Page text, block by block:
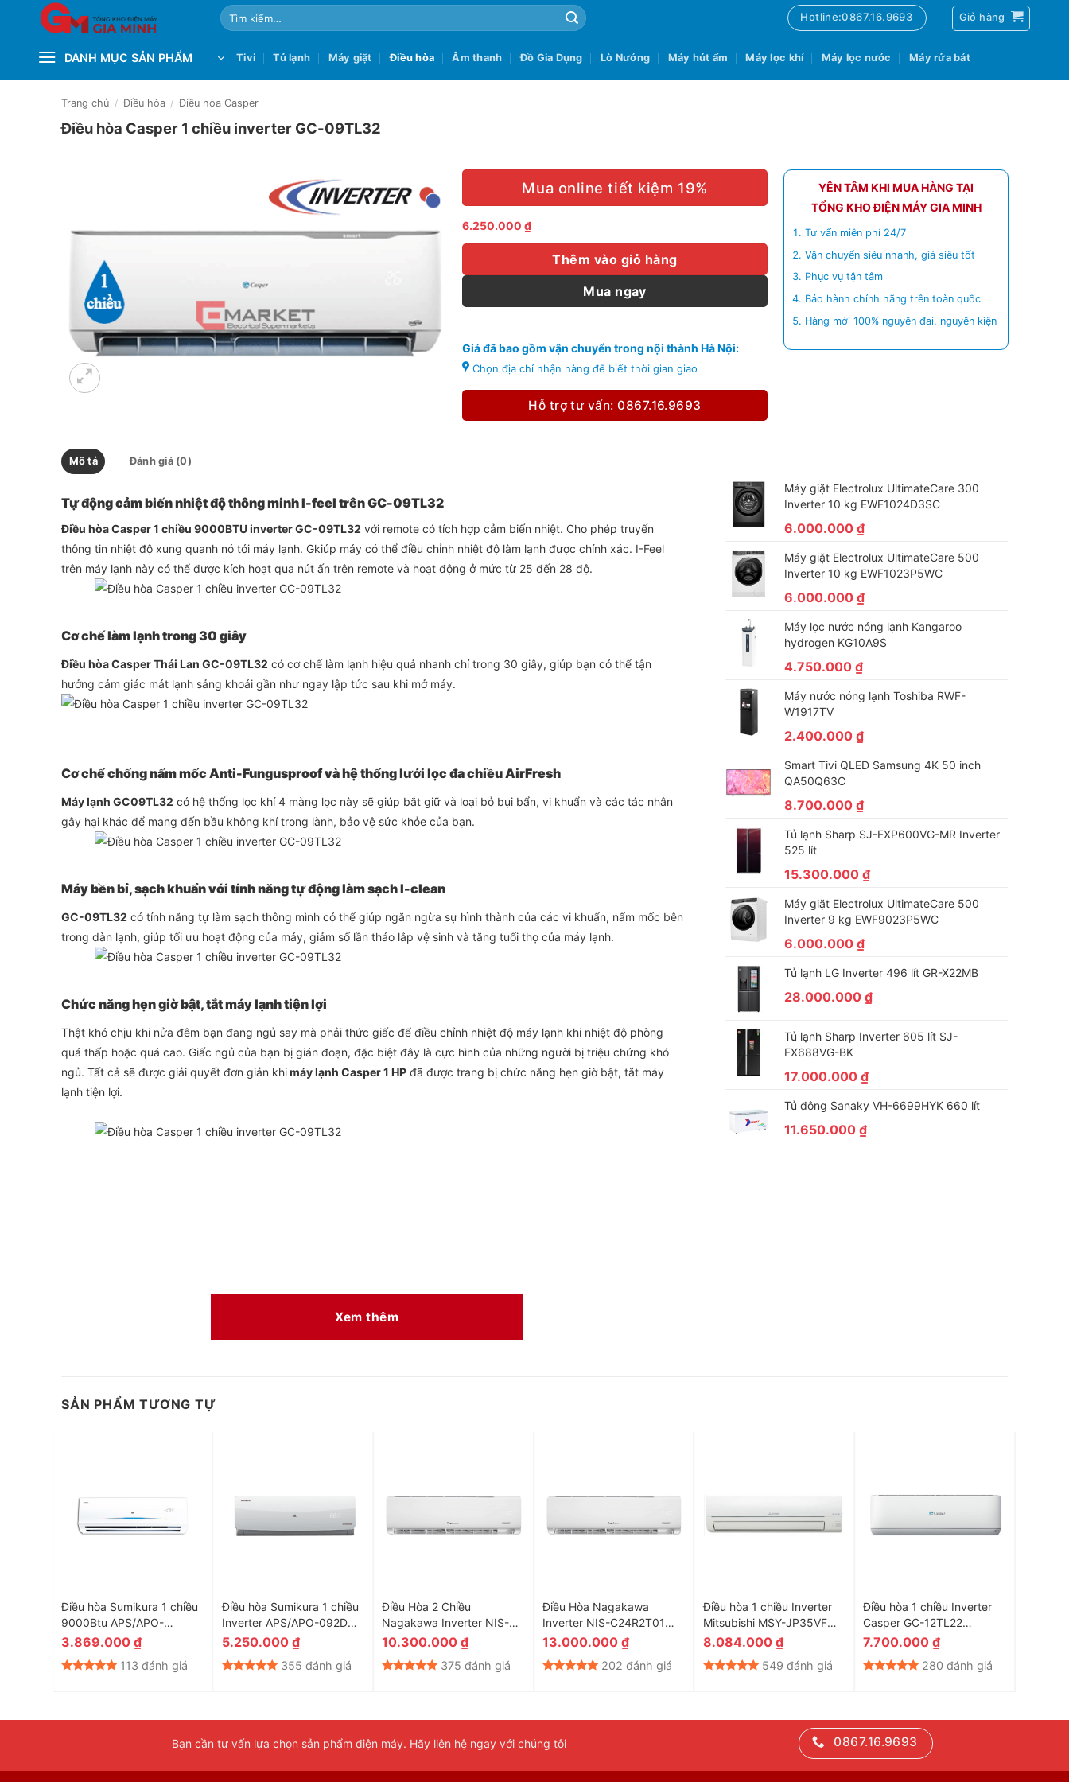
Tìm
kiếm:
Hotline:0867.16.9693 Giỏ hàng
DANH MỤC SẢN PHẨM Tivi Tủ lạnh Máy giặt Điều hòa Âm thanh Đồ Gia Dụng Lò Nướng Máy hút ẩm Máy lọc khí Máy lọc nước Máy rửa bát
Trang chủ / Điều hòa / Điều hòa Casper
Điều hòa Casper 1 chiều inverter GC-09TL32
Mua online tiết kiệm 19%
6.250.000 ₫
Thêm vào giỏ hàng
Mua ngay
Giá đã bao gồm vận chuyển trong nội thành Hà Nội:
Chọn địa chỉ nhận hàng để biết thời gian giao
Hỗ trợ tư vấn: 0867.16.9693
YÊN TÂM KHI MUA HÀNG TẠI
TỔNG KHO ĐIỆN MÁY GIA MINH
Tư vấn miễn phí 24/7
Vận chuyển siêu nhanh, giá siêu tốt
Phục vụ tận tâm
Bảo hành chính hãng trên toàn quốc
Hàng mới 100% nguyên đai, nguyên kiện
Mô tả Đánh giá (0)
Tự động cảm biến nhiệt độ thông minh I-feel trên GC-09TL32
Điều hòa Casper 1 chiều 9000BTU inverter GC-09TL32 với remote có tích hợp cảm biến nhiệt. Cho phép truyến
thông tin nhiệt độ xung quanh nó tới máy lạnh. Gkiúp máy có thể điều chỉnh nhiệt độ làm lạnh được chính xác. I-Feel
trên máy lạnh này có thể được kích hoạt qua nút ấn trên remote và hoạt động ở mức từ 25 đến 28 độ.
Cơ chế làm lạnh trong 30 giây
Điều hòa Casper Thái Lan GC-09TL32 có cơ chế làm lạnh hiệu quả nhanh chỉ trong 30 giây, giúp bạn có thể tận
hưởng cảm giác mát lạnh sảng khoái gần như ngay lập tức sau khi mở máy.
Cơ chế chống nấm mốc Anti-Fungusproof và hệ thống lưới lọc đa chiều AirFresh
Máy lạnh GC09TL32 có hệ thống lọc khí 4 màng lọc này sẽ giúp bắt giữ và loại bỏ bụi bẩn, vi khuẩn và các tác nhân
gây hại khác để mang đến bầu không khí trong lành, bảo vệ sức khỏe của bạn.
Máy bền bỉ, sạch khuẩn với tính năng tự động làm sạch I-clean
GC-09TL32 có tính năng tự làm sạch thông mình có thể giúp ngăn ngừa sự hình thành của các vi khuẩn, nấm mốc bên
trong dàn lạnh, giúp tối ưu hoạt động của máy, giảm số lần tháo lắp vệ sinh và tăng tuổi thọ của máy lạnh.
Chức năng hẹn giờ bật, tắt máy lạnh tiện lợi
Thật khó chịu khi nửa đêm bạn đang ngủ say mà phải thức giấc để điều chỉnh nhiệt độ máy lạnh khi nhiệt độ phòng
quá thấp hoặc quá cao. Giấc ngủ của bạn bị gián đoạn, đặc biệt đây là cực hình của những người bị triệu chứng khó
ngủ. Tất cả sẽ được giải quyết đơn giản khimáy lạnh Casper 1 HP đã được trang bị chức năng hẹn giờ bật, tắt máy
lạnh tiện lợi.
Xem thêm
Máy giặt Electrolux UltimateCare 300
Inverter 10 kg EWF1024D3SC
6.000.000₫
Máy giặt Electrolux UltimateCare 500
Inverter 10 kg EWF1023P5WC
6.000.000₫
Máy lọc nước nóng lạnh Kangaroo
hydrogen KG10A9S
4.750.000₫
Máy nước nóng lạnh Toshiba RWF-
W1917TV
2.400.000₫
Smart Tivi QLED Samsung 4K 50 inch
QA50Q63C
8.700.000₫
Tủ lạnh Sharp SJ-FXP600VG-MR Inverter
525 lít
15.300.000₫
Máy giặt Electrolux UltimateCare 500
Inverter 9 kg EWF9023P5WC
6.000.000₫
Tủ lạnh LG Inverter 496 lít GR-X22MB
28.000.000₫
Tủ lạnh Sharp Inverter 605 lít SJ-
FX688VG-BK
17.000.000₫
Tủ đông Sanaky VH-6699HYK 660 lít
11.650.000₫
SẢN PHẨM TƯƠNG TỰ
Điều hòa Sumikura 1 chiều
9000Btu APS/APO-
092Titan-A
3.869.000 ₫
113 đánh giá
Điều hòa Sumikura 1 chiều
Inverter APS/APO-092DC
9.000BTU
5.250.000 ₫
355 đánh giá
Điều Hòa 2 Chiều
Nagakawa Inverter NIS-
A18R2T01 18000 BTU
10.300.000₫
375 đánh giá
Điều Hòa Nagakawa
Inverter NIS-C24R2T01
24000 BTU
13.000.000 ₫
202 đánh giá
Điều hòa 1 chiều Inverter
Mitsubishi MSY-JP35VF
12.000BTU
8.084.000 ₫
549 đánh giá
Điều hòa 1 chiều Inverter
Casper GC-12TL22
12000BTU
7.700.000₫
280 đánh giá
Bạn cần tư vấn lựa chọn sản phẩm điện máy. Hãy liên hệ ngay với chúng tôi 0867.16.9693